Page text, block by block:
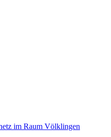
im Raum Völklingen